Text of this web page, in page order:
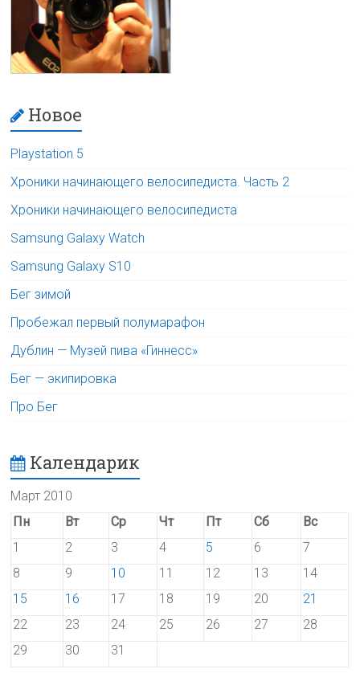
Новое
Playstation 5
Хроники начинающего велосипедиста. Часть 2
Хроники начинающего велосипедиста
Samsung Galaxy Watch
Samsung Galaxy S10
Бег зимой
Пробежал первый полумарафон
Дублин — Музей пива «Гиннесс»
Бег — экипировка
Про Бег
Календарик
Март 2010
Пн
Вт Ср Чт Пт Сб
Вс
1
2 3 4 5 6
7
8
9 10 11 12 13
14
15
16 17 18 19 20
21
22
23 24 25 26 27
28
29
30 31